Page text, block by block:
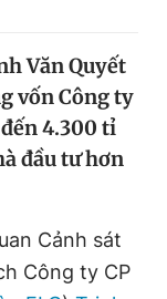
Văn Quyết
vốn Công ty
4.300 tỉ
đầu tư hơn
Cảnh sát
Công ty CP